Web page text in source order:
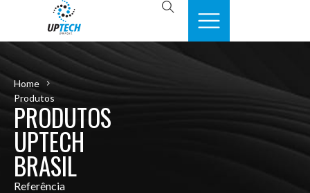
Home
Produtos
PRODUTOS
UPTECH
BRASIL
Referência